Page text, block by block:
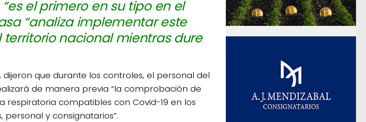
el primero en su tipo en el
“analiza implementar este
nacional mientras dure
que durante los controles, el personal del
de manera previa “la comprobación de
respiratoria compatibles con Covid-19 en los
y consignatarios”.